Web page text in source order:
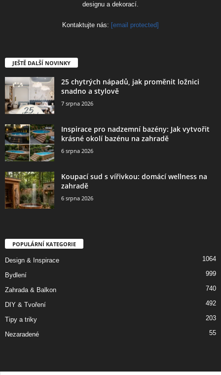
designu a dekorací.
Kontaktujte nás: [email protected]
JEŠTĚ DALŠÍ NOVINKY
25 chytrých nápadů, jak proměnit ložnici
snadno a stylově
7 srpna 2026
Inspirace pro nadzemní bazény: Jak vytvořit
krásné okolí bazénu na zahradě
6 srpna 2026
Koupací sud s vířivkou: domácí wellness na
zahradě
6 srpna 2026
POPULÁRNÍ KATEGORIE
Design & Inspirace 1064
Bydlení 999
Zahrada & Balkon 740
DIY & Tvoření 492
Tipy a triky 203
Nezaradené 55